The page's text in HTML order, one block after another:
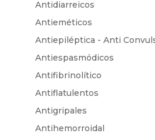
Antidiarreicos
Antieméticos
Antiepiléptica - Anti
Antiespasmódicos
Antifibrinolítico
Antiflatulentos
Antigripales
Antihemorroidal